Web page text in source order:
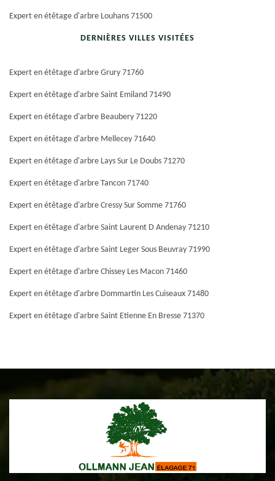
Expert en étêtage d'arbre Louhans 71500
DERNIÈRES VILLES VISITÉES
Expert en étêtage d'arbre Grury 71760
Expert en étêtage d'arbre Saint Emiland 71490
Expert en étêtage d'arbre Beaubery 71220
Expert en étêtage d'arbre Mellecey 71640
Expert en étêtage d'arbre Lays Sur Le Doubs 71270
Expert en étêtage d'arbre Tancon 71740
Expert en étêtage d'arbre Cressy Sur Somme 71760
Expert en étêtage d'arbre Saint Laurent D Andenay 71210
Expert en étêtage d'arbre Saint Leger Sous Beuvray 71990
Expert en étêtage d'arbre Chissey Les Macon 71460
Expert en étêtage d'arbre Dommartin Les Cuiseaux 71480
Expert en étêtage d'arbre Saint Etienne En Bresse 71370